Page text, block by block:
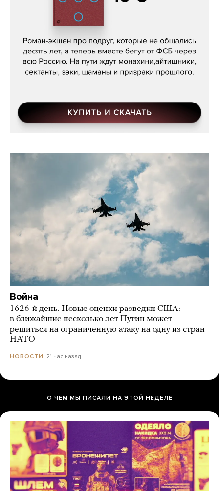
Кира Ярмыш, «Тут недалеко»
Война
1626-й день. Новые оценки разведки США:
в ближайшие несколько лет Путин может
решиться на ограниченную атаку на одну из стран
НАТО
НОВОСТИ 21 час назад
О ЧЕМ МЫ ПИСАЛИ НА ЭТОЙ НЕДЕЛЕ